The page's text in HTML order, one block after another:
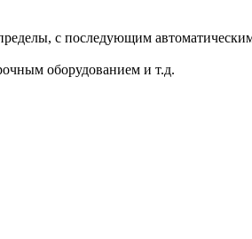
с последующим
оборудованием и т.д.